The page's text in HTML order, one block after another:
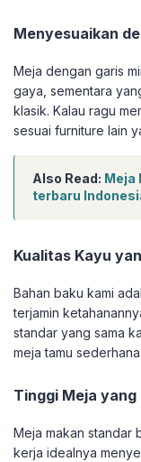
Menyesuaikan
Meja dengan garis
gaya, sementara
klasik. Kalau ragu
sesuai furniture lain
Also Read: Meja
terbaru
Kualitas Kayu
Bahan baku kami
terjamin
standar yang sama
meja tamu
Tinggi Meja
Meja makan standar
kerja idealnya